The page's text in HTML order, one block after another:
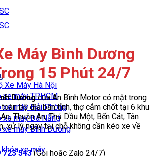
Xe Máy Hà Nội
xe máy TPHCM
xe máy Hải Phòng
xe máy Đà Nẵng
xe máy Bình Dương
khóa xe máy
Máy Bình Dương
15 Phút 24/7
Dươngcủa An Bình Motor có mặt trong
bộ địa bàn tỉnh, thợ cắm chốt tại 6 khu
Thuận An, Thủ Dầu Một, Bến Cát, Tân
xử lý ngay tại chỗ không cần kéo xe về
723 543(Gọi hoặc Zalo 24/7)